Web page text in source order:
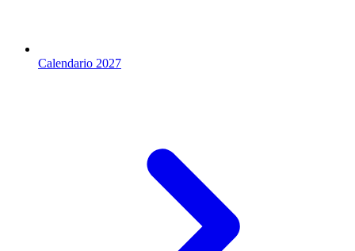
Calendario 2027